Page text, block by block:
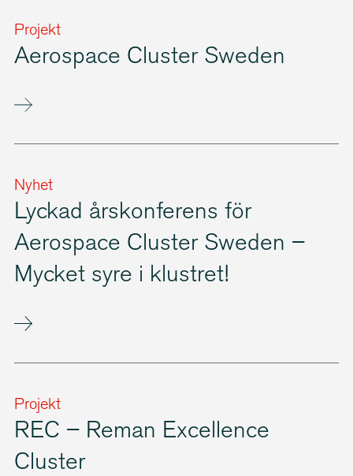
Projekt
Aerospace Cluster Sweden
Nyhet
Lyckad årskonferens för
Aerospace Cluster Sweden –
Mycket syre i klustret!
Projekt
REC – Reman Excellence
Cluster